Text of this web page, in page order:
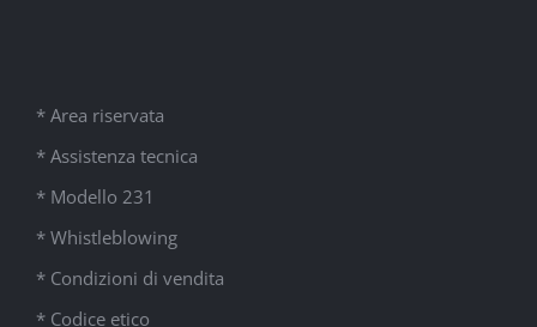
* Area riservata
* Assistenza tecnica
* Modello 231
* Whistleblowing
* Condizioni di vendita
* Codice etico